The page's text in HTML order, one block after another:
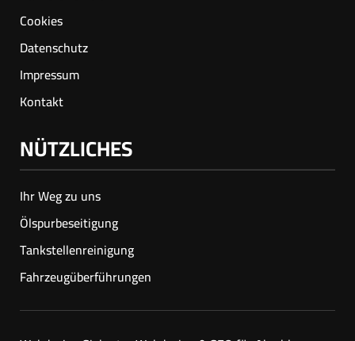
Cookies
Datenschutz
Impressum
Kontakt
NÜTZLICHES
Ihr Weg zu uns
Ölspur­beseitigung
Tankstellenreinigung
Fahrzeugüberführungen